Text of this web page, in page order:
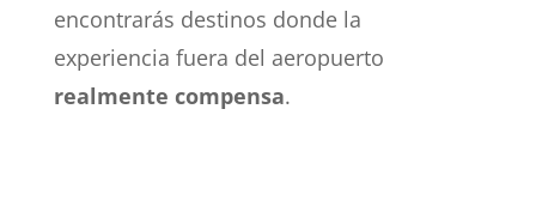
encontrarás destinos donde la
experiencia fuera del aeropuerto
realmente compensa.